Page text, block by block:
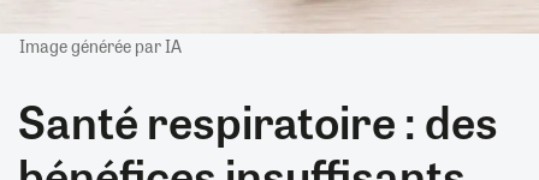
Image générée par IA
Santé respiratoire : des